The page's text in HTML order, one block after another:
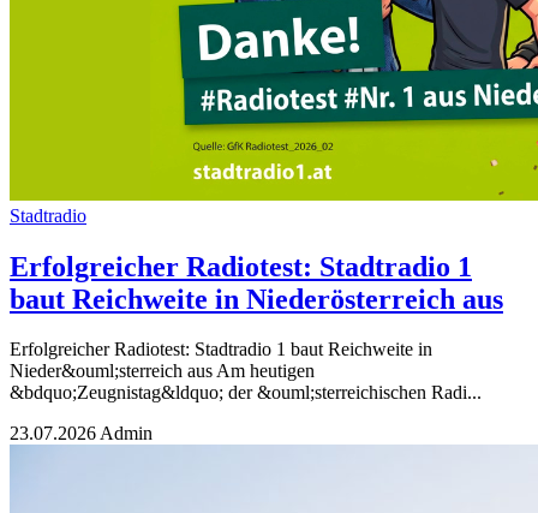
Stadtradio
Erfolgreicher Radiotest: Stadtradio 1
baut Reichweite in Niederösterreich aus
Erfolgreicher Radiotest: Stadtradio 1 baut Reichweite in
Nieder&ouml;sterreich aus Am heutigen
&bdquo;Zeugnistag&ldquo; der &ouml;sterreichischen Radi...
23.07.2026Admin